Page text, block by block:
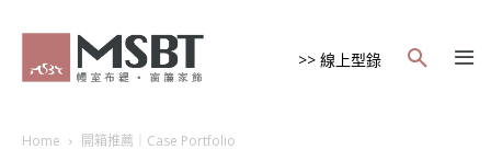
>> 線上型錄
Home 開箱推薦｜Case Portfolio